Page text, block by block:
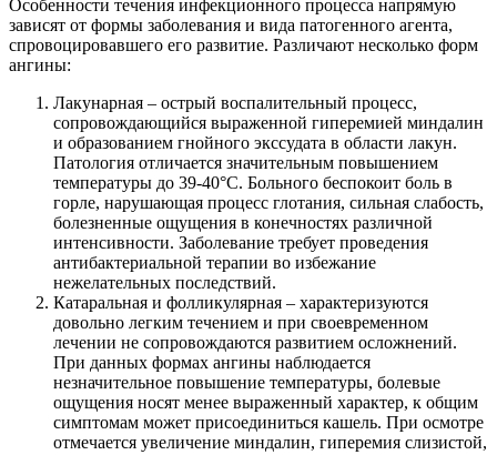
Особенности течения инфекционного процесса напрямую
зависят от формы заболевания и вида патогенного агента,
спровоцировавшего его развитие. Различают несколько форм
ангины:
Лакунарная – острый воспалительный процесс,
сопровождающийся выраженной гиперемией миндалин
и образованием гнойного экссудата в области лакун.
Патология отличается значительным повышением
температуры до 39-40°C. Больного беспокоит боль в
горле, нарушающая процесс глотания, сильная слабость,
болезненные ощущения в конечностях различной
интенсивности. Заболевание требует проведения
антибактериальной терапии во избежание
нежелательных последствий.
Катаральная и фолликулярная – характеризуются
довольно легким течением и при своевременном
лечении не сопровождаются развитием осложнений.
При данных формах ангины наблюдается
незначительное повышение температуры, болевые
ощущения носят менее выраженный характер, к общим
симптомам может присоединиться кашель. При осмотре
отмечается увеличение миндалин, гиперемия слизистой,